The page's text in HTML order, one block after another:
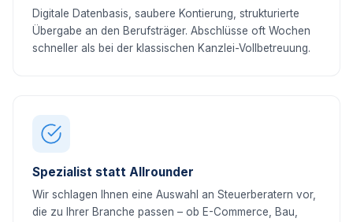
Digitale Datenbasis, saubere Kontierung, strukturierte
Übergabe an den Berufsträger. Abschlüsse oft Wochen
schneller als bei der klassischen Kanzlei-Vollbetreuung.
Spezialist statt Allrounder
Wir schlagen Ihnen eine Auswahl an Steuerberatern vor,
die zu Ihrer Branche passen – ob E-Commerce, Bau,